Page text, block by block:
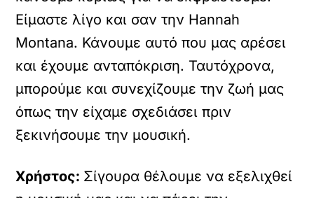
Είμαστε λίγο και σαν την Hannah
Montana. Κάνουμε αυτό που μας αρέσει
και έχουμε ανταπόκριση. Ταυτόχρονα,
μπορούμε και συνεχίζουμε την ζωή μας
όπως την είχαμε σχεδιάσει πριν
ξεκινήσουμε την μουσική.
Χρήστος: Σίγουρα θέλουμε να εξελιχθεί